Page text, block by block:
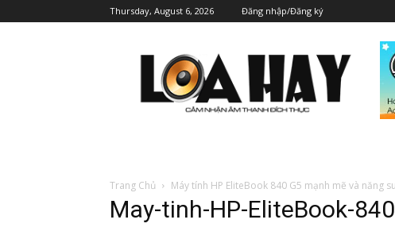
Thursday, August 6, 2026 Đăng nhập/Đăng ký
Trang Chủ Máy tính HP EliteBook 840 G5 mạnh mẽ và năng
May-tinh-HP-EliteBook-